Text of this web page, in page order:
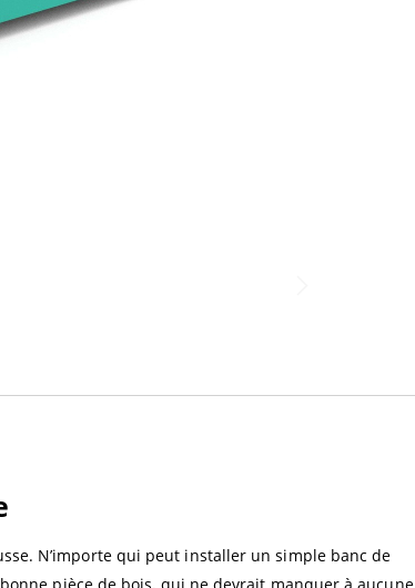
N’importe qui peut installer un simple banc de
pièce de bois, qui ne devrait manquer à aucune